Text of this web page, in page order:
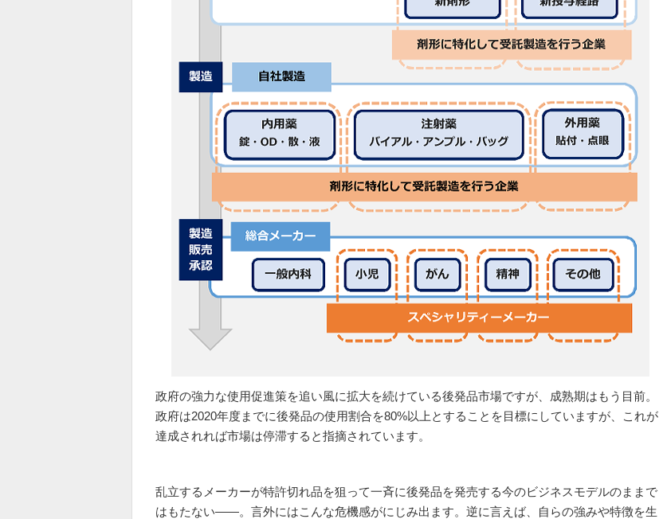
政府の強力な使用促進策を追い風に拡大を続けている後発品市場ですが、成熟期はもう目前。
政府は2020年度までに後発品の使用割合を80%以上とすることを目標にしていますが、これが
達成されれば市場は停滞すると指摘されています。
乱立するメーカーが特許切れ品を狙って一斉に後発品を発売する今のビジネスモデルのままで
はもたない――。言外にはこんな危機感がにじみ出ます。逆に言えば、自らの強みや特徴を生